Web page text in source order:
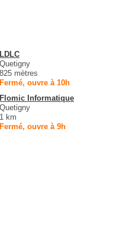
LDLC
Quetigny
825 mètres
Fermé, ouvre à 10h
Flomic Informatique
Quetigny
1 km
Fermé, ouvre à 9h